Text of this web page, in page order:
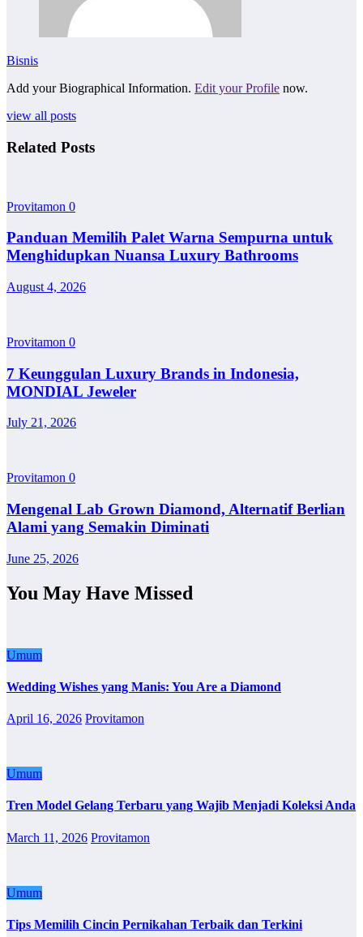
Bisnis
Add your Biographical Information. Edit your Profile now.
view all posts
Related Posts
Provitamon 0
Panduan Memilih Palet Warna Sempurna untuk
Menghidupkan Nuansa Luxury Bathrooms
August 4, 2026
Provitamon 0
7 Keunggulan Luxury Brands in Indonesia,
MONDIAL Jeweler
July 21, 2026
Provitamon 0
Mengenal Lab Grown Diamond, Alternatif Berlian
Alami yang Semakin Diminati
June 25, 2026
You May Have Missed
Umum
Wedding Wishes yang Manis: You Are a Diamond
April 16, 2026 Provitamon
Umum
Tren Model Gelang Terbaru yang Wajib Menjadi Koleksi Anda
March 11, 2026 Provitamon
Umum
Tips Memilih Cincin Pernikahan Terbaik dan Terkini